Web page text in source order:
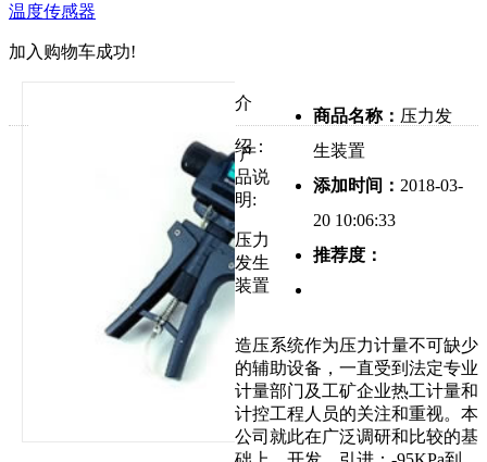
温度传感器
加入购物车成功!
商品名称： 压力发
生装置
添加时间：2018-03-
20 10:06:33
推荐度：
介
绍：
产
品说
明:
压力
发生
装置
造压系统作为压力计量不可缺少
的辅助设备，一直受到法定专业
计量部门及工矿企业热工计量和
计控工程人员的关注和重视。本
公司就此在广泛调研和比较的基